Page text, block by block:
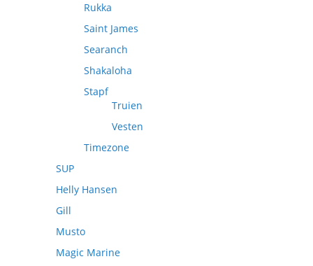
Rukka
Saint James
Searanch
Shakaloha
Stapf
Truien
Vesten
Timezone
SUP
Helly Hansen
Gill
Musto
Magic Marine